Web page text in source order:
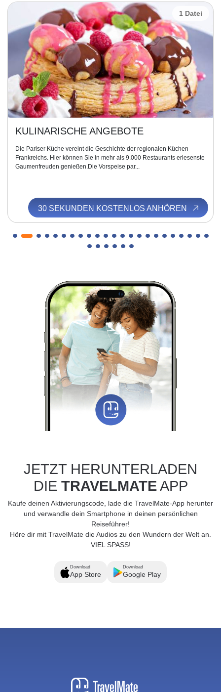
1 Datei
KULINARISCHE ANGEBOTE
Die Pariser Küche vereint die Geschichte der regionalen Küchen
Frankreichs. Hier können Sie in mehr als 9.000 Restaurants erlesenste
Gaumenfreuden genießen.Die Vorspeise par...
30 SEKUNDEN KOSTENLOS ANHÖREN
JETZT HERUNTERLADEN
DIE TRAVELMATEAPP
Kaufe deinen Aktivierungscode, lade die TravelMate-App herunter
und verwandle dein Smartphone in deinen persönlichen
Reiseführer!
Höre dir mit TravelMate die Audios zu den Wundern der Welt an.
VIEL SPASS!
Download
App Store
Download
Google Play